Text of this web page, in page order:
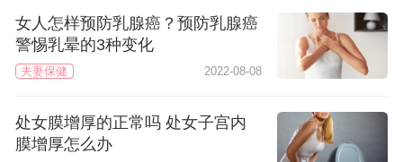
女人怎样预防乳腺癌？预防乳腺癌
警惕乳晕的3种变化
夫妻保健 2022-08-08
处女膜增厚的正常吗 处女子宫内
膜增厚怎么办